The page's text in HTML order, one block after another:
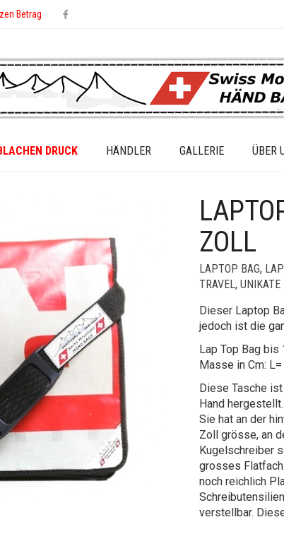
Betrag
DRUCK HÄNDLER GALLERIE ÜBER
ZOLL
LAPTOP BAG,
TRAVEL, UNIKATE
Dieser Laptop
jedoch ist die
Lap Top Bag bis
Masse in Cm:
Diese Tasche
Hand hergestellt.
Sie hat an der
Zoll grösse, an
Kugelschreiber
grosses
noch reichlich
verstellbar.